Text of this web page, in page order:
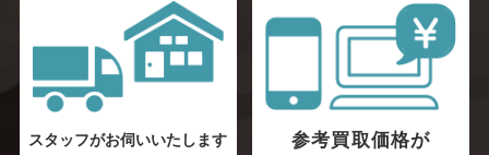
スタッフがお伺いいたします 参考買取価格が